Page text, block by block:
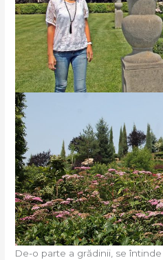
De-o parte a grădinii, se întinde